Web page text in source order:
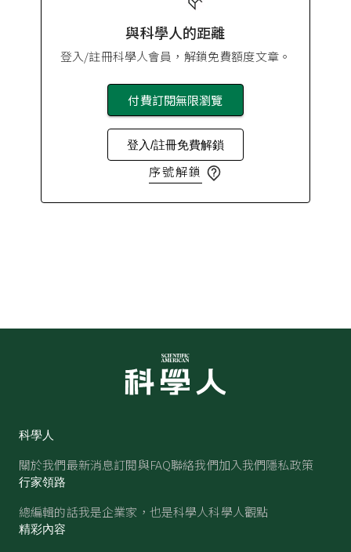
與科學人的距離
登入/註冊科學人會員，解鎖免費額度文章。
付費訂閱無限瀏覽
登入/註冊免費解鎖
序號解鎖
科學人
關於我們最新消息訂閱與FAQ聯絡我們加入我們隱私政策
行家領路
總編輯的話我是企業家，也是科學人科學人觀點
精彩內容